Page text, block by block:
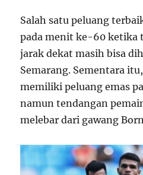
Salah satu peluang
pada menit ke-60 ketika
jarak dekat masih bisa
Semarang. Sementara
memiliki peluang emas
namun tendangan
melebar dari gawang